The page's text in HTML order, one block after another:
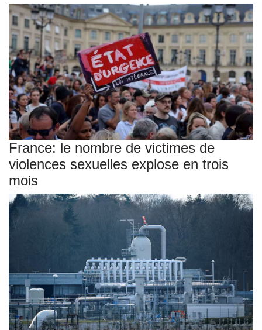
France: le nombre de victimes de
violences sexuelles explose en trois
mois